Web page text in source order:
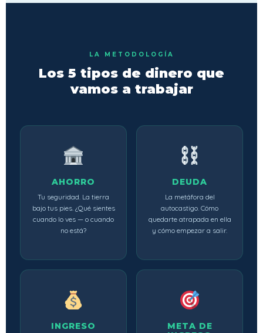
LA METODOLOGÍA
Los 5 tipos de dinero que
vamos a trabajar
AHORRO
Tu seguridad. La tierra
bajo tus pies. ¿Qué sientes
cuando lo ves — o cuando
no está?
DEUDA
La metáfora del
autocastigo. Cómo
quedarte atrapada en ella
y cómo empezar a salir.
INGRESO
META DE